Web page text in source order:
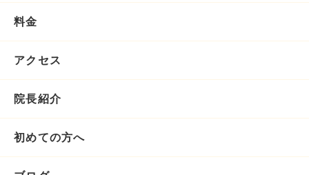
料金
アクセス
院長紹介
初めての方へ